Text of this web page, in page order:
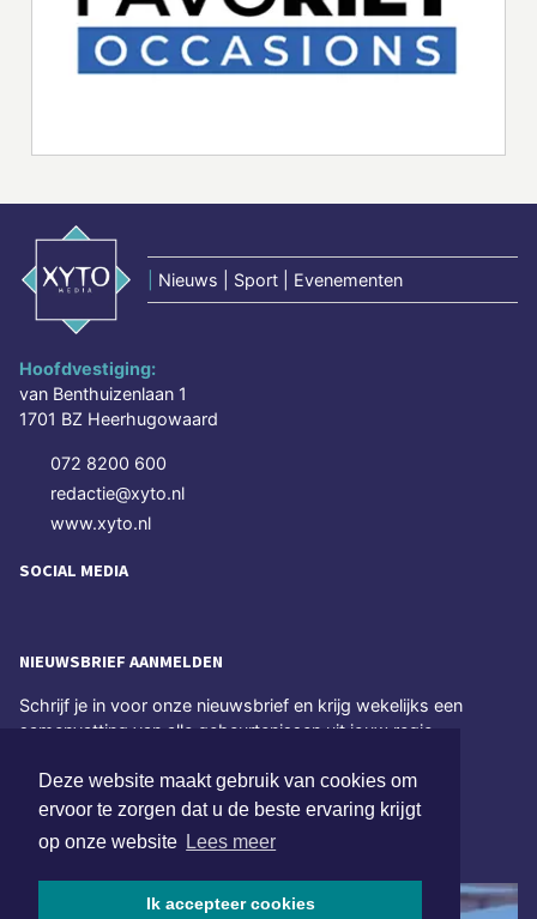
Deze website maakt gebruik van cookies om
ervoor te zorgen dat u de beste ervaring krijgt
op onze website Lees meer
Ik accepteer cookies
Nieuws | Sport | Evenementen
Hoofdvestiging:
van Benthuizenlaan 1
1701 BZ Heerhugowaard
072 8200 600
redactie@xyto.nl
www.xyto.nl
SOCIAL MEDIA
NIEUWSBRIEF AANMELDEN
Schrijf je in voor onze nieuwsbrief en krijg wekelijks een
samenvatting van alle gebeurtenissen uit jouw regio.
Aanmelden
ONLINE DAGBLADEN